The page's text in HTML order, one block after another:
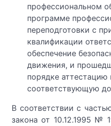
профессиональном
программе
переподготовки с
квалификации
обеспечение
движения, и
порядке аттестацию
соответствующую
В соответствии с
закона от 10.12.1995 №